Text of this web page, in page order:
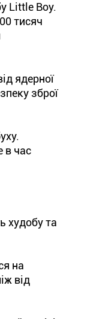
Little Boy.
тисяч
ядерної
зброї
в час
худобу та
на
від